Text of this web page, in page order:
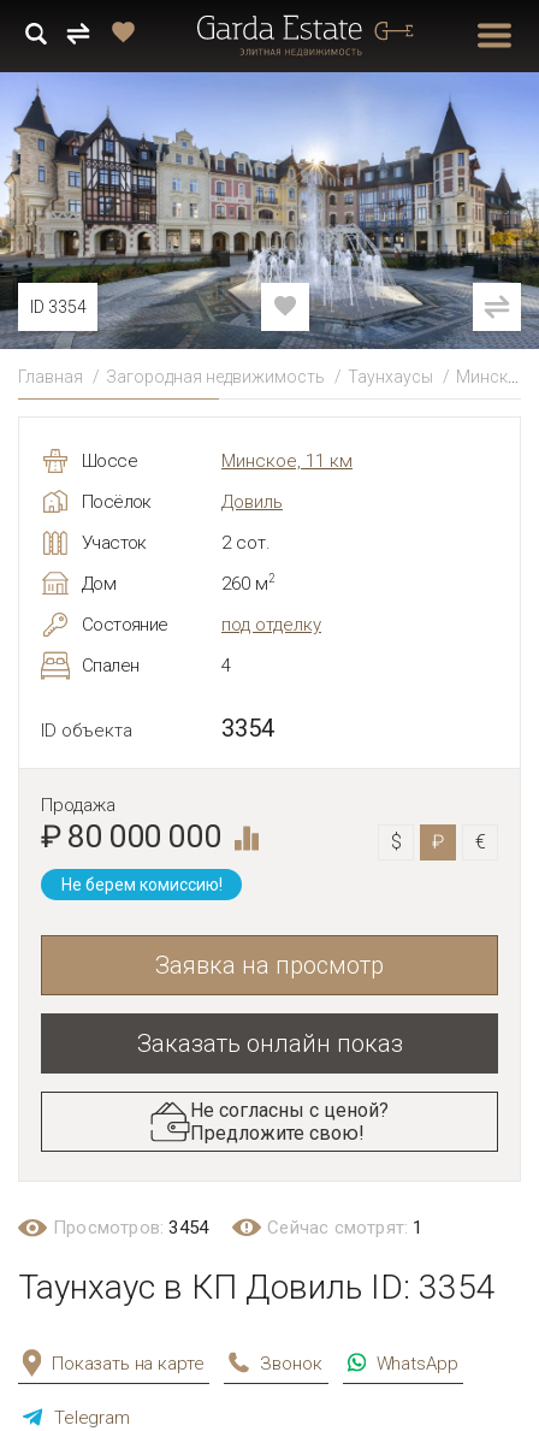
ID 3354
Главная Загородная недвижимость Таунхаусы Минское
Шоссе
Минское, 11 км
Посёлок
Довиль
Участок
2 сот.
Дом
260 м2
Состояние
под отделку
Спален
4
ID объекта 3354
Продажа
₽ 80 000 000 $ ₽ €
Не берем комиссию!
Заявка на просмотр
Заказать онлайн показ
Не согласны с ценой?
Предложите свою!
Просмотров:3454 Сейчас смотрят: 1
Таунхаус в КП Довиль ID: 3354
Показать на карте Звонок WhatsApp
Telegram